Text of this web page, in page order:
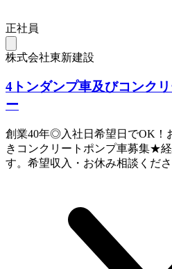
正社員
株式会社東新建設
4トンダンプ車及びコンク
ー
創業40年◎入社日希望日でOK！
きコンクリートポンプ車募集★
す。希望収入・お休み相談くださ